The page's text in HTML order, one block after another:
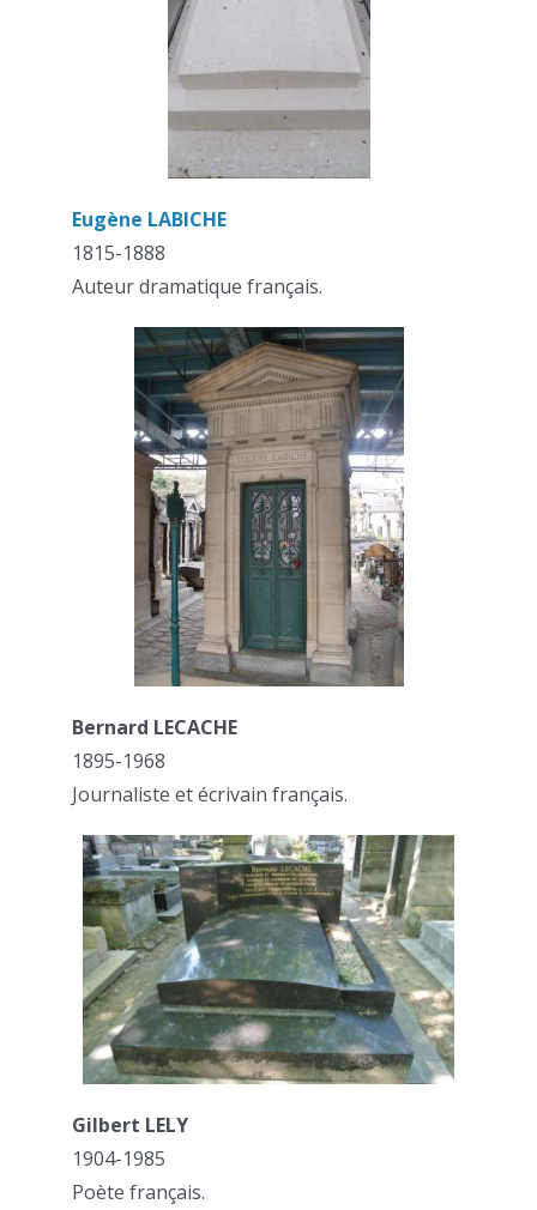
Eugène LABICHE
1815-1888
Auteur dramatique français.
Bernard LECACHE
1895-1968
Journaliste et écrivain français.
Gilbert LELY
1904-1985
Poète français.